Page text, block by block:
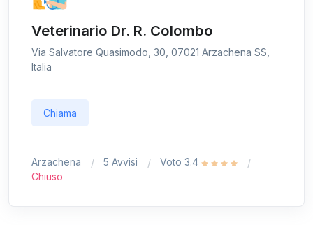
Veterinario Dr. R. Colombo
Via Salvatore Quasimodo, 30, 07021 Arzachena SS,
Italia
Chiama
Arzachena 5 Avvisi
Voto 3.4
Chiuso